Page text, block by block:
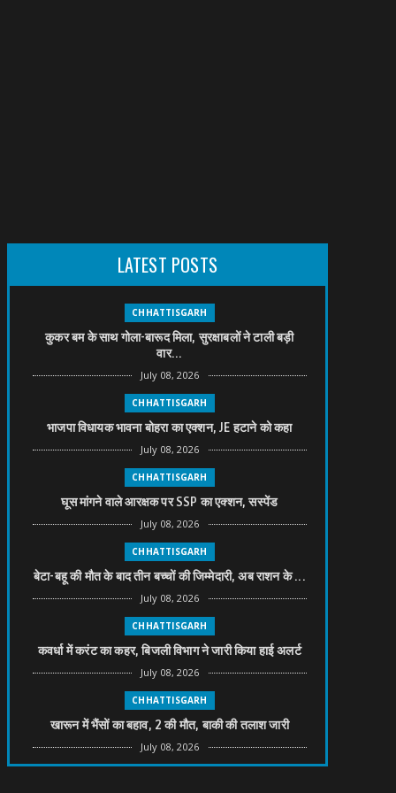
LATEST POSTS
CHHATTISGARH
कुकर बम के साथ गोला-बारूद मिला, सुरक्षाबलों ने टाली बड़ी
वार...
July 08, 2026
CHHATTISGARH
भाजपा विधायक भावना बोहरा का एक्शन, JE हटाने को कहा
July 08, 2026
CHHATTISGARH
घूस मांगने वाले आरक्षक पर SSP का एक्शन, सस्पेंड
July 08, 2026
CHHATTISGARH
बेटा-बहू की मौत के बाद तीन बच्चों की जिम्मेदारी, अब राशन के ...
July 08, 2026
CHHATTISGARH
कवर्धा में करंट का कहर, बिजली विभाग ने जारी किया हाई अलर्ट
July 08, 2026
CHHATTISGARH
खारून में भैंसों का बहाव, 2 की मौत, बाकी की तलाश जारी
July 08, 2026